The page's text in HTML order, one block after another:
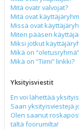
Mitä ovatr valvojat?
Mitä ovat
Missä ovat
Miten pääsen
Miksi jotkut
Mikä on
Mikä on “Tiimi” linkki?
Yksityisviestit
En voi lähettää
Saan yksityisviestejä
Olen saanut
tältä foorumilta!